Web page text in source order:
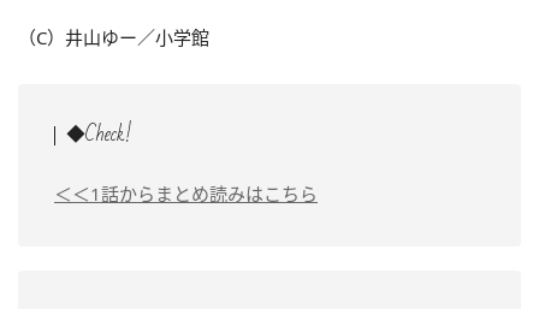
（C）井山ゆー／小学館
◆Check!
＜＜1話からまとめ読みはこちら